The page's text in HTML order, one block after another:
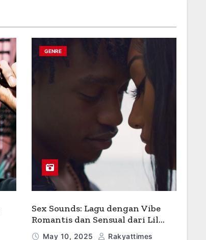
GENRE
Sex Sounds: Lagu dengan Vibe
Romantis dan Sensual dari Lil
TjayMay 10, 2025 Rakyattimes